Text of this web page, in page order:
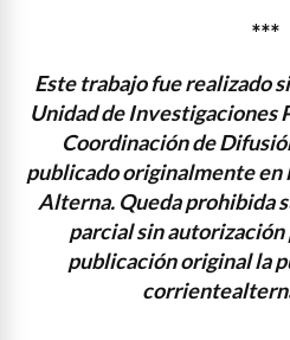
***
Este trabajo fue realizado
Unidad de Investigaciones
Coordinación de
publicado originalmente
Alterna. Queda prohibida
parcial sin autorización
publicación original la